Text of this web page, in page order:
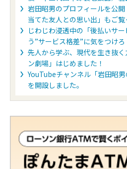
岩田昭男のプロフィールを公
当てた友人との思い出」もご覧
じわじわ浸透中の「後払いサ
う”サービス格差”に気をつけ
先人から学ぶ、現代を生き抜
ン劇場」はじめました！
YouTubeチャンネル「岩田昭男
を開設しました。